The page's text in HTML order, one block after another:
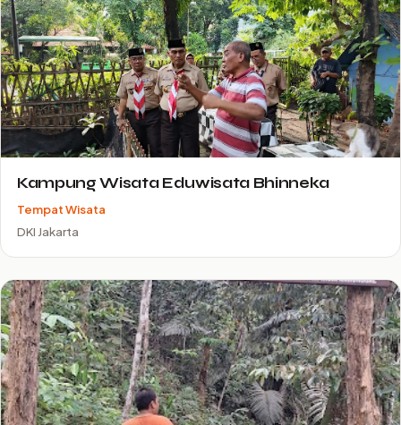
Kampung Wisata Eduwisata Bhinneka
Tempat Wisata
DKI Jakarta